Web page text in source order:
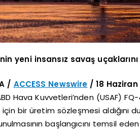
yeni insansız savaş
/ ACCESS Newswire / 18
Hava Kuvvetleri’nden (USAF)
bir üretim sözleşmesi aldığını
başlangıcını temsil